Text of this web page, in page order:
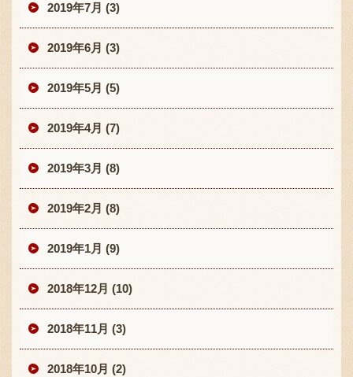
2019年7月 (3)
2019年6月 (3)
2019年5月 (5)
2019年4月 (7)
2019年3月 (8)
2019年2月 (8)
2019年1月 (9)
2018年12月 (10)
2018年11月 (3)
2018年10月 (2)